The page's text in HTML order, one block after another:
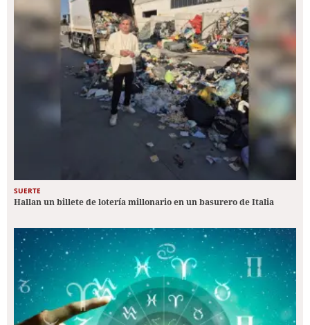
SUERTE
Hallan un billete de lotería millonario en un basurero de Italia